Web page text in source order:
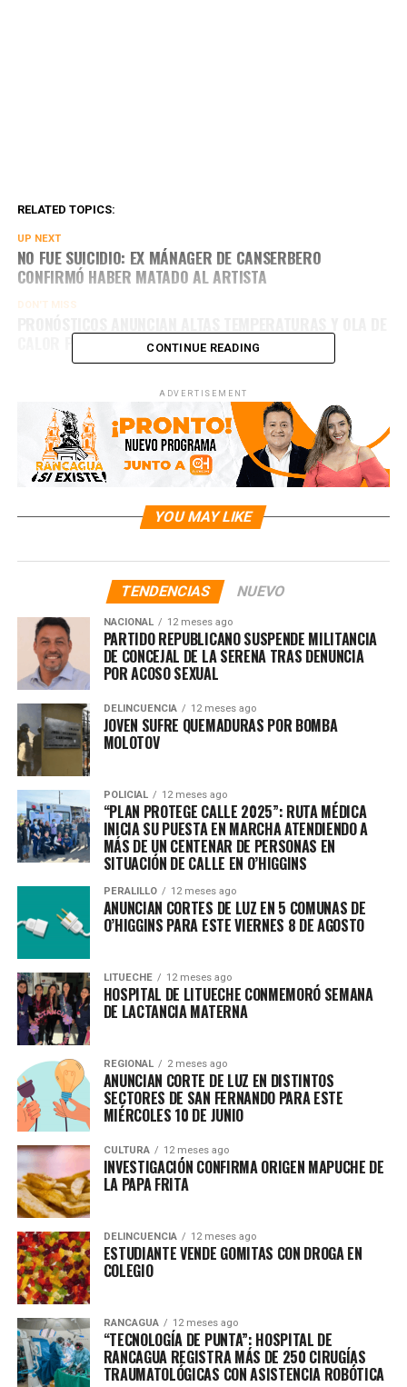
RELATED TOPICS:
UP NEXT
NO FUE SUICIDIO: EX MÁNAGER DE CANSERBERO
CONFIRMÓ HABER MATADO AL ARTISTA
DON'T MISS
CALOR PARA NAVIDAD Y DÍAS VENIDEROS
CONTINUE READING
ADVERTISEMENT
YOU MAY LIKE
TENDENCIAS NUEVO
NACIONAL 12 meses ago
PARTIDO REPUBLICANO SUSPENDE MILITANCIA
DE CONCEJAL DE LA SERENA TRAS DENUNCIA
POR ACOSO SEXUAL
DELINCUENCIA 12 meses ago
JOVEN SUFRE QUEMADURAS POR BOMBA
MOLOTOV
POLICIAL 12 meses ago
“PLAN PROTEGE CALLE 2025”: RUTA MÉDICA
INICIA SU PUESTA EN MARCHA ATENDIENDO A
MÁS DE UN CENTENAR DE PERSONAS EN
SITUACIÓN DE CALLE EN O’HIGGINS
PERALILLO 12 meses ago
ANUNCIAN CORTES DE LUZ EN 5 COMUNAS DE
O’HIGGINS PARA ESTE VIERNES 8 DE AGOSTO
LITUECHE 12 meses ago
HOSPITAL DE LITUECHE CONMEMORÓ SEMANA
DE LACTANCIA MATERNA
REGIONAL 2 meses ago
ANUNCIAN CORTE DE LUZ EN DISTINTOS
SECTORES DE SAN FERNANDO PARA ESTE
MIÉRCOLES 10 DE JUNIO
CULTURA 12 meses ago
INVESTIGACIÓN CONFIRMA ORIGEN MAPUCHE DE
LA PAPA FRITA
DELINCUENCIA 12 meses ago
ESTUDIANTE VENDE GOMITAS CON DROGA EN
COLEGIO
RANCAGUA 12 meses ago
“TECNOLOGÍA DE PUNTA”: HOSPITAL DE
RANCAGUA REGISTRA MÁS DE 250 CIRUGÍAS
TRAUMATOLÓGICAS CON ASISTENCIA ROBÓTICA